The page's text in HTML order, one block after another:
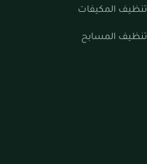
تنظيف المكيفات
تنظيف المسابح